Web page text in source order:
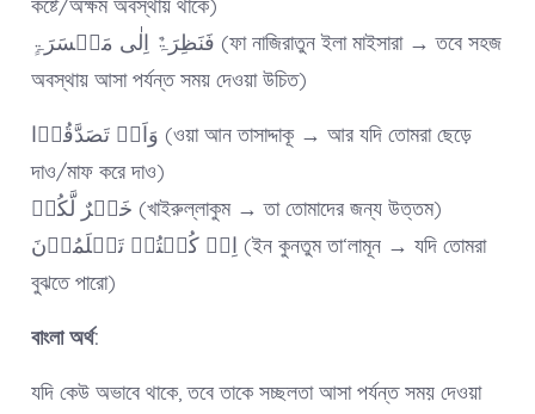
فَنَظِرَۃٌ اِلٰی مَیۡسَرَۃٍ (ফা নাজিরাতুন ইলা মাইসারা → তবে সহজ
অবস্থায় আসা পর্যন্ত সময় দেওয়া উচিত)
وَاَنۡ تَصَدَّقُوۡا (ওয়া আন তাসাদ্দাকূ → আর যদি তোমরা ছেড়ে
দাও/মাফ করে দাও)
خَیۡرٌ لَّکُمۡ (খাইরুল্লাকুম → তা তোমাদের জন্য উত্তম)
اِنۡ کُنۡتُمۡ تَعۡلَمُوۡنَ (ইন কুনতুম তা‘লামূন → যদি তোমরা
বুঝতে পারো)
বাংলা অর্থ:
যদি কেউ অভাবে থাকে, তবে তাকে সচ্ছলতা আসা পর্যন্ত সময় দেওয়া